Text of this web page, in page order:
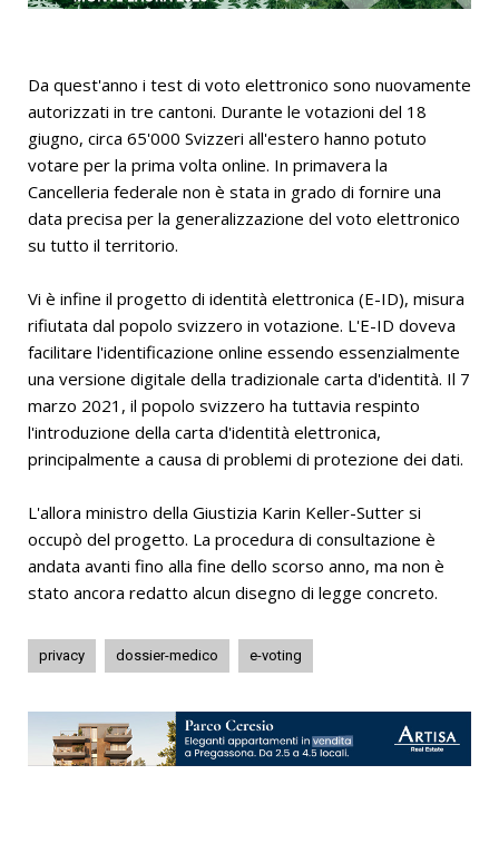
Da quest'anno i test di voto elettronico sono nuovamente
autorizzati in tre cantoni. Durante le votazioni del 18
giugno, circa 65'000 Svizzeri all'estero hanno potuto
votare per la prima volta online. In primavera la
Cancelleria federale non è stata in grado di fornire una
data precisa per la generalizzazione del voto elettronico
su tutto il territorio.
Vi è infine il progetto di identità elettronica (E-ID), misura
rifiutata dal popolo svizzero in votazione. L'E-ID doveva
facilitare l'identificazione online essendo essenzialmente
una versione digitale della tradizionale carta d'identità. Il 7
marzo 2021, il popolo svizzero ha tuttavia respinto
l'introduzione della carta d'identità elettronica,
principalmente a causa di problemi di protezione dei dati.
L'allora ministro della Giustizia Karin Keller-Sutter si
occupò del progetto. La procedura di consultazione è
andata avanti fino alla fine dello scorso anno, ma non è
stato ancora redatto alcun disegno di legge concreto.
privacy dossier-medico e-voting